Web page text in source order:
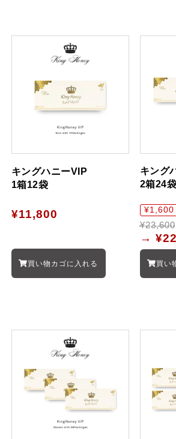
キングハニーVIP
1箱12袋
¥11,800
買い物カゴに入れる
キング
2箱24袋
¥1,600
¥23,600
→
買い